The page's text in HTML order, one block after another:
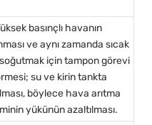
basınçlı havanın
ve aynı zamanda sıcak
için tampon görevi
su ve kirin tankta
böylece hava arıtma
yükünün azaltılması.